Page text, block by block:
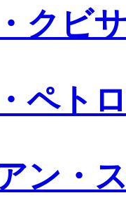
クビ
ペト
ン・